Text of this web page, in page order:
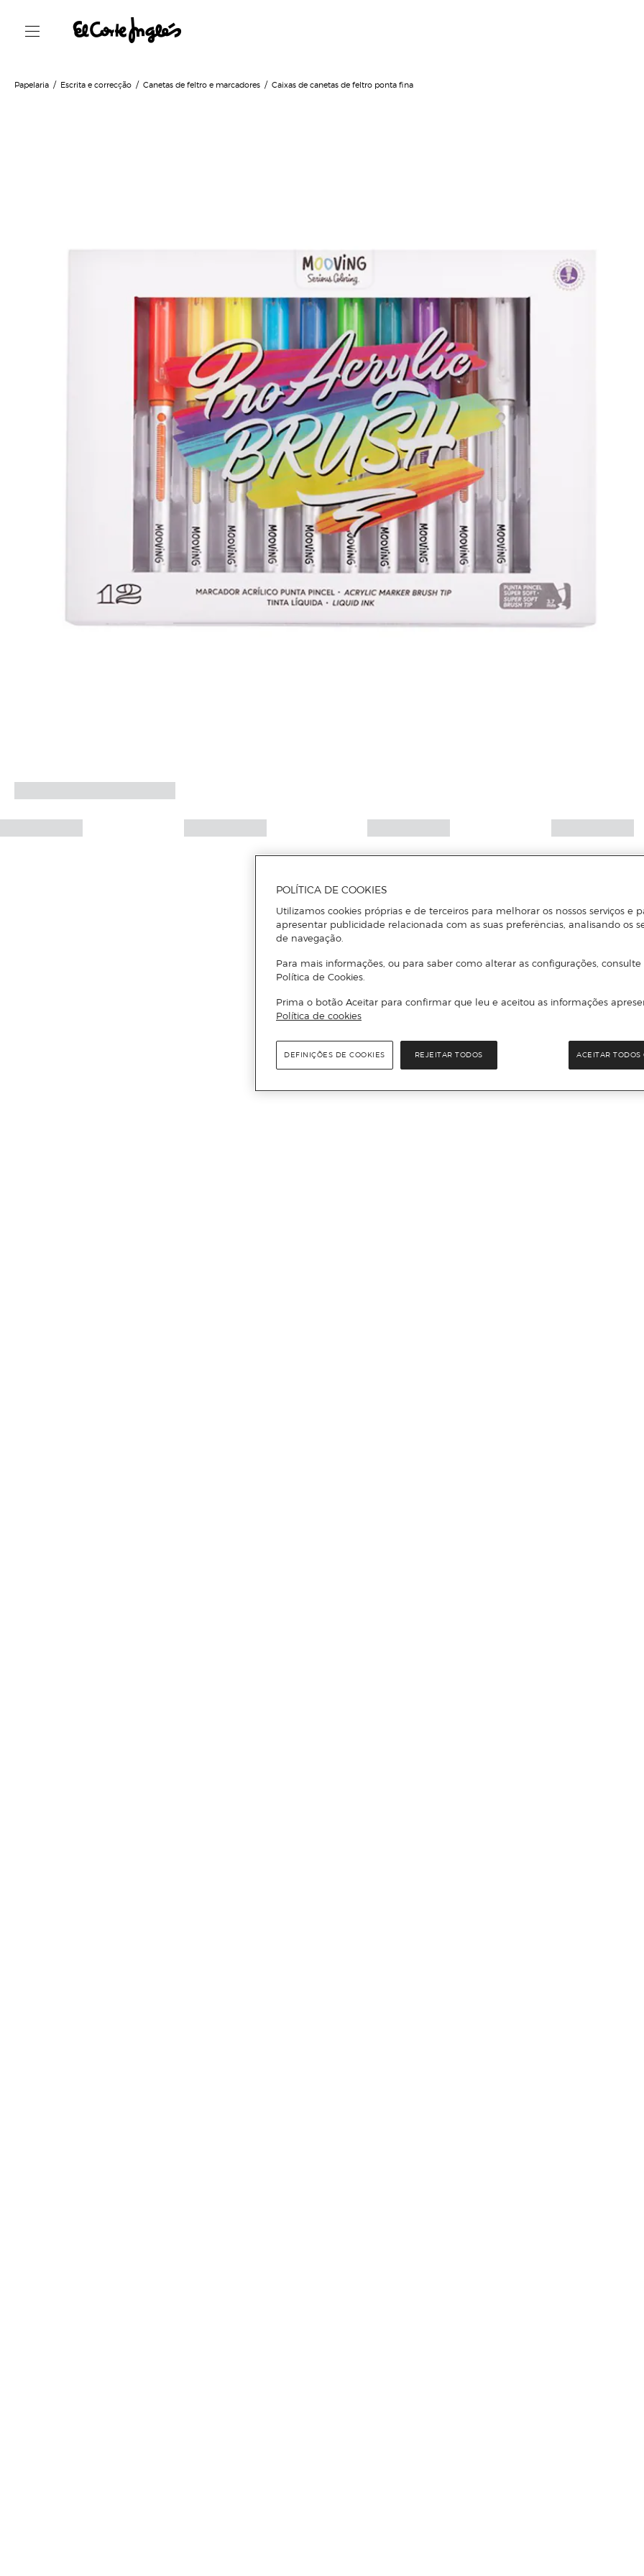
Papelaria Escrita e correcção Canetas de feltro e marcadores Caixas de canetas de feltro ponta fina
POLÍTICA DE COOKIES
Utilizamos cookies próprias e de terceiros para melhorar os nossos serviços e
apresentar publicidade relacionada com as suas preferências, analisando os
de navegação.
Para mais informações, ou para saber como alterar as configurações, consulte
Política de Cookies.
Prima o botão Aceitar para confirmar que leu e aceitou as informações
Política de cookies
REJEITAR TODOS ACEITAR TODOS
DEFINIÇÕES DE COOKIES